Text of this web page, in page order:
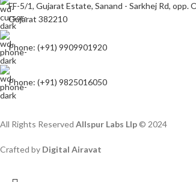
FF-5/1, Gujarat Estate, Sanand - Sarkhej Rd, opp.
Gujarat 382210
Phone: (+91) 9909901920
Phone: (+91) 9825016050
All Rights Reserved Allspur Labs Llp ©️ 2024
Crafted by Digital Airavat